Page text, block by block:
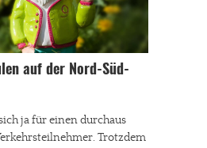
auf der Nord-Süd-
ja für einen durchaus
Trotzdem